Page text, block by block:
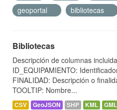
geoportal
bibliotecas
Bibliotecas
Descripción de columnas
ID_EQUIPAMIENTO:
FINALIDAD: Descripción o
TOOLTIP: Nombre...
CSV GeoJSON SHP KML GML